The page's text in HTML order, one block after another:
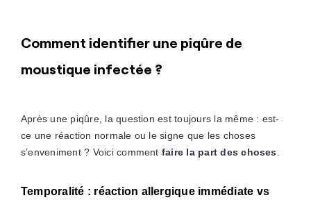
Comment identifier une piqûre de
moustique infectée ?
Après une piqûre, la question est toujours la même : est-
ce une réaction normale ou le signe que les choses
s’enveniment ? Voici comment faire la part des choses
Temporalité : réaction allergique immédiate vs